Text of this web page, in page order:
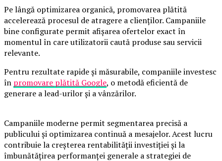
Pe lângă optimizarea organică, promovarea plătită
accelerează procesul de atragere a clienților. Campaniile
bine configurate permit afișarea ofertelor exact în
momentul în care utilizatorii caută produse sau servicii
relevante.
Pentru rezultate rapide și măsurabile, companiile investesc
în promovare plătită Google, o metodă eficientă de
generare a lead-urilor și a vânzărilor.
Campaniile moderne permit segmentarea precisă a
publicului și optimizarea continuă a mesajelor. Acest lucru
contribuie la creșterea rentabilității investiției și la
îmbunătățirea performanței generale a strategiei de